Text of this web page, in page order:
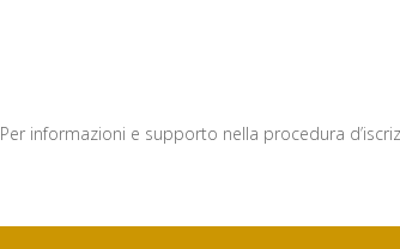
Per informazioni e supporto nella procedura